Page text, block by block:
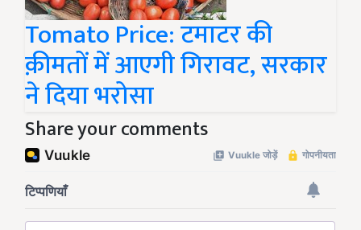
Tomato Price: टमाटर की
क़ीमतों में आएगी गिरावट, सरकार
ने दिया भरोसा
Share your comments